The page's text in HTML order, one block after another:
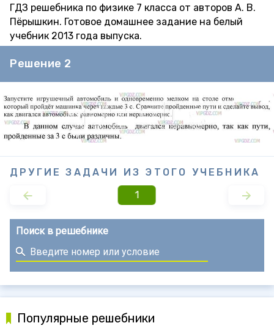
ГДЗ решебника по физике 7 класса от авторов А. В.
Пёрышкин. Готовое домашнее задание на белый
учебник 2013 года выпуска.
Решение 2
ДРУГИЕ ЗАДАЧИ ИЗ ЭТОГО УЧЕБНИКА
1
Поиск в решебнике
Популярные решебники